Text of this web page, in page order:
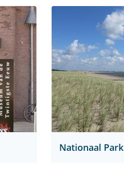
Nationaal